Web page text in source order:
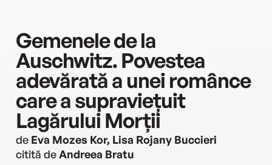
Gemenele de la
Auschwitz. Povestea
adevărată a unei românce
care a supraviețuit
Lagărului Morții
de Eva Mozes Kor, Lisa Rojany Buccieri
citită deAndreea Bratu